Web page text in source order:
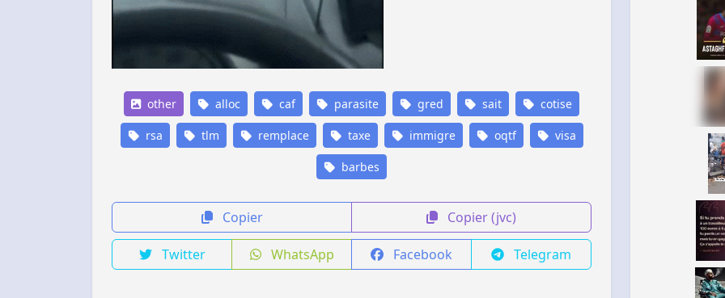
other alloc caf parasite gred sait cotise
rsa tlm remplace taxe immigre oqtf visa
barbes
Copier Copier (jvc)
Twitter WhatsApp Facebook Telegram